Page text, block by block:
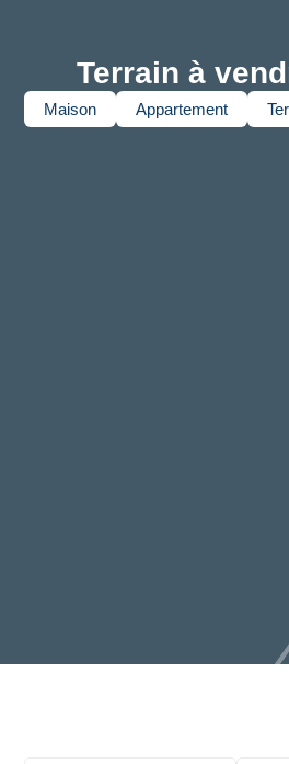
Terrain à
Maison Appartement